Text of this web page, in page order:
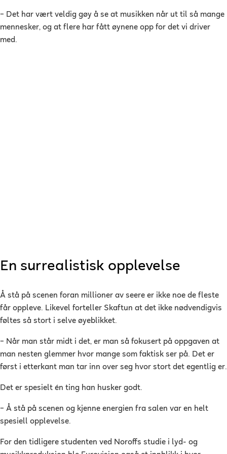
– Det har vært veldig gøy å se at musikken når ut til så mange
mennesker, og at flere har fått øynene opp for det vi driver
med.
En surrealistisk opplevelse
Å stå på scenen foran millioner av seere er ikke noe de fleste
får oppleve. Likevel forteller Skaftun at det ikke nødvendigvis
føltes så stort i selve øyeblikket.
– Når man står midt i det, er man så fokusert på oppgaven at
man nesten glemmer hvor mange som faktisk ser på. Det er
først i etterkant man tar inn over seg hvor stort det egentlig er.
Det er spesielt én ting han husker godt.
– Å stå på scenen og kjenne energien fra salen var en helt
spesiell opplevelse.
For den tidligere studenten ved Noroffs studie i lyd- og